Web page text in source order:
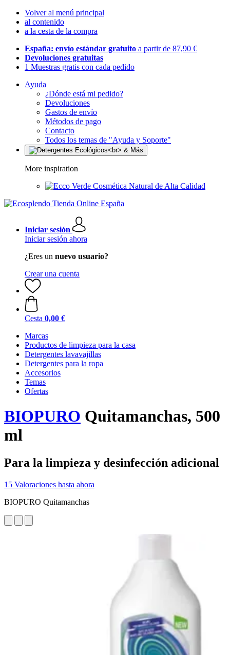
Volver al menú principal
al contenido
a la cesta de la compra
España: envío estándar gratuito a partir de 87,90 €
Devoluciones gratuitas
1 Muestras gratis con cada pedido
Ayuda
¿Dónde está mi pedido?
Devoluciones
Gastos de envío
Métodos de pago
Contacto
Todos los temas de "Ayuda y Soporte"
More inspiration
Cosmética Natural de Alta Calidad
Iniciar sesión
Iniciar sesión ahora
¿Eres un nuevo usuario?
Crear una cuenta
Cesta 0,00 €
Marcas
Productos de limpieza para la casa
Detergentes lavavajillas
Detergentes para la ropa
Accesorios
Temas
Ofertas
BIOPURO Quitamanchas, 500
ml
Para la limpieza y desinfección adicional
15 Valoraciones hasta ahora
BIOPURO Quitamanchas